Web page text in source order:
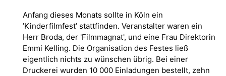
Anfang dieses Monats sollte in Köln ein
’Kinderfilmfest’ stattfinden. Veranstalter waren ein
Herr Broda, der 'Filmmagnat', und eine Frau Direktorin
Emmi Kelling. Die Organisation des Festes ließ
eigentlich nichts zu wünschen übrig. Bei einer
Druckerei wurden 10 000 Einladungen bestellt, zehn